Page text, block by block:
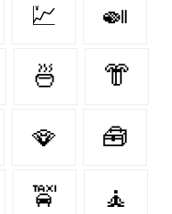
💹 🍛
🍜 👘
🪭 🧰
🚖 🧘